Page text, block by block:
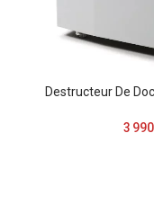
Destructeur De
3